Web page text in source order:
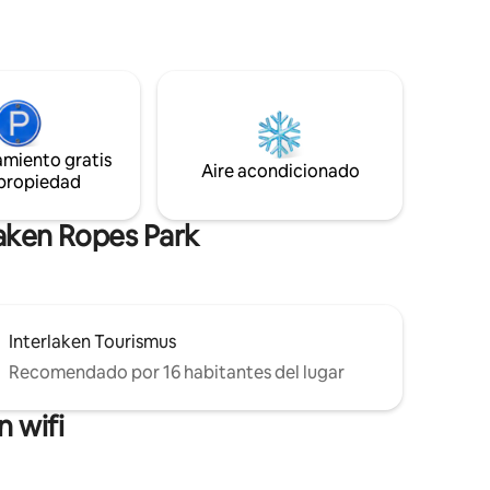
se
de 1
los 365 días del año. En invierno, te
esperan 34 resorts de esquí con un total
de 775 kilómetros de pistas. “Lo que ves
es lo que recibís; vení a vivir la magia”
gratis
Aire acondicionado
Ropes Park
Interlaken Tourismus
Recomendado por 16 habitantes del lugar
wifi